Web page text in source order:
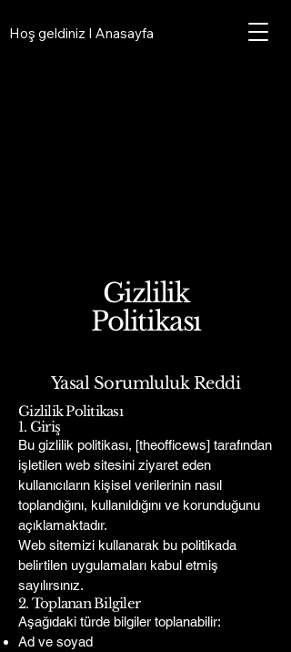
Hoş geldiniz I Anasayfa
Gizlilik
Politikası
Yasal Sorumluluk Reddi
Gizlilik Politikası
1. Giriş
Bu gizlilik politikası, [theofficews] tarafından
işletilen web sitesini ziyaret eden
kullanıcıların kişisel verilerinin nasıl
toplandığını, kullanıldığını ve korunduğunu
açıklamaktadır.
Web sitemizi kullanarak bu politikada
belirtilen uygulamaları kabul etmiş
sayılırsınız.
2. Toplanan Bilgiler
Aşağıdaki türde bilgiler toplanabilir:
Ad ve soyad